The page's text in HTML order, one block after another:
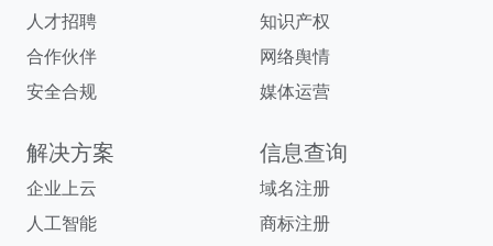
人才招聘
合作伙伴
安全合规
知识产权
网络舆情
媒体运营
解决方案
企业上云
人工智能
信息查询
域名注册
商标注册